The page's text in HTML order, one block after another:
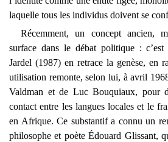
laquelle tous les individus doivent se
Récemment, un concept ancien,
surface dans le débat politique :
Jardel (1987) en retrace la genèse, en
utilisation remonte, selon lui, à avril
Valdman et de Luc Bouquiaux, pour
contact entre les langues locales et le
en Afrique. Ce substantif a connu un
philosophe et poète Édouard Glissant,